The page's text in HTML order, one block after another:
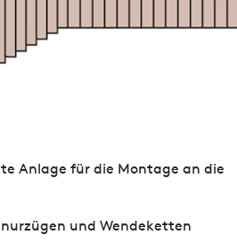
Anlage für die Montage an die
und Wendeketten